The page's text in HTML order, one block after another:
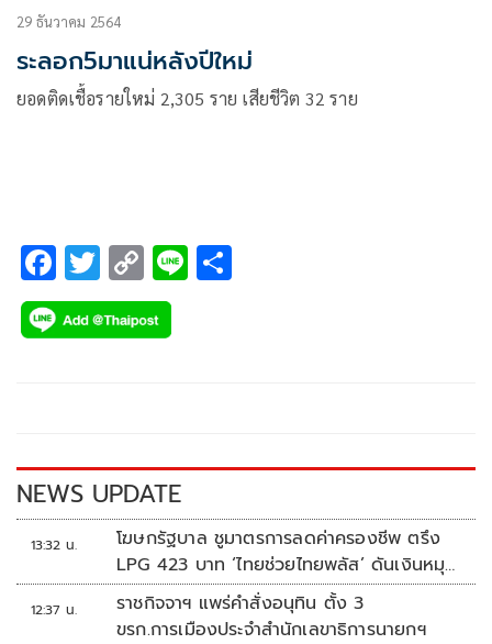
29 ธันวาคม 2564
ระลอก5มาแน่หลังปีใหม่
ยอดติดเชื้อรายใหม่ 2,305 ราย เสียชีวิต 32 ราย
F
ac
e
k
T
wi
tt
C
o
p
k
Li
NEWS UPDATE
13:32 น.
โฆษกรัฐบาล ชูมาตรการลดค่าครองชีพ ตรึง
LPG 423 บาท ‘ไทยช่วยไทยพลัส’ ดันเงินหมุน
แสนล้าน
12:37 น.
ราชกิจจาฯ แพร่คำสั่งอนุทิน ตั้ง 3
ขรก.การเมืองประจำสำนักเลขาธิการนายกฯ